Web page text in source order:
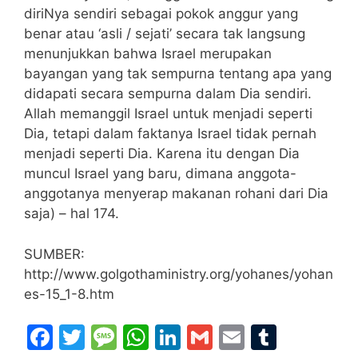
diriNya sendiri sebagai pokok anggur yang
benar atau ‘asli / sejati’ secara tak langsung
menunjukkan bahwa Israel merupakan
bayangan yang tak sempurna tentang apa yang
didapati secara sempurna dalam Dia sendiri.
Allah memanggil Israel untuk menjadi seperti
Dia, tetapi dalam faktanya Israel tidak pernah
menjadi seperti Dia. Karena itu dengan Dia
muncul Israel yang baru, dimana anggota-
anggotanya menyerap makanan rohani dari Dia
saja) – hal 174.
SUMBER:
http://www.golgothaministry.org/yohanes/yohan
es-15_1-8.htm
F
T
M W Li G
E